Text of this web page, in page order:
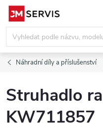
Přejít
obsah
Náhradní díly a příslušenství
Struhadlo
KW711857